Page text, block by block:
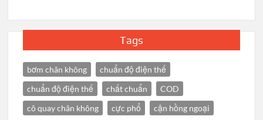
Tags
bơm chân không
chuẩn độ điện thế
chuẩn độ điện thế
chất chuẩn
COD
cô quay chân không
cực phổ
cận hồng ngoại